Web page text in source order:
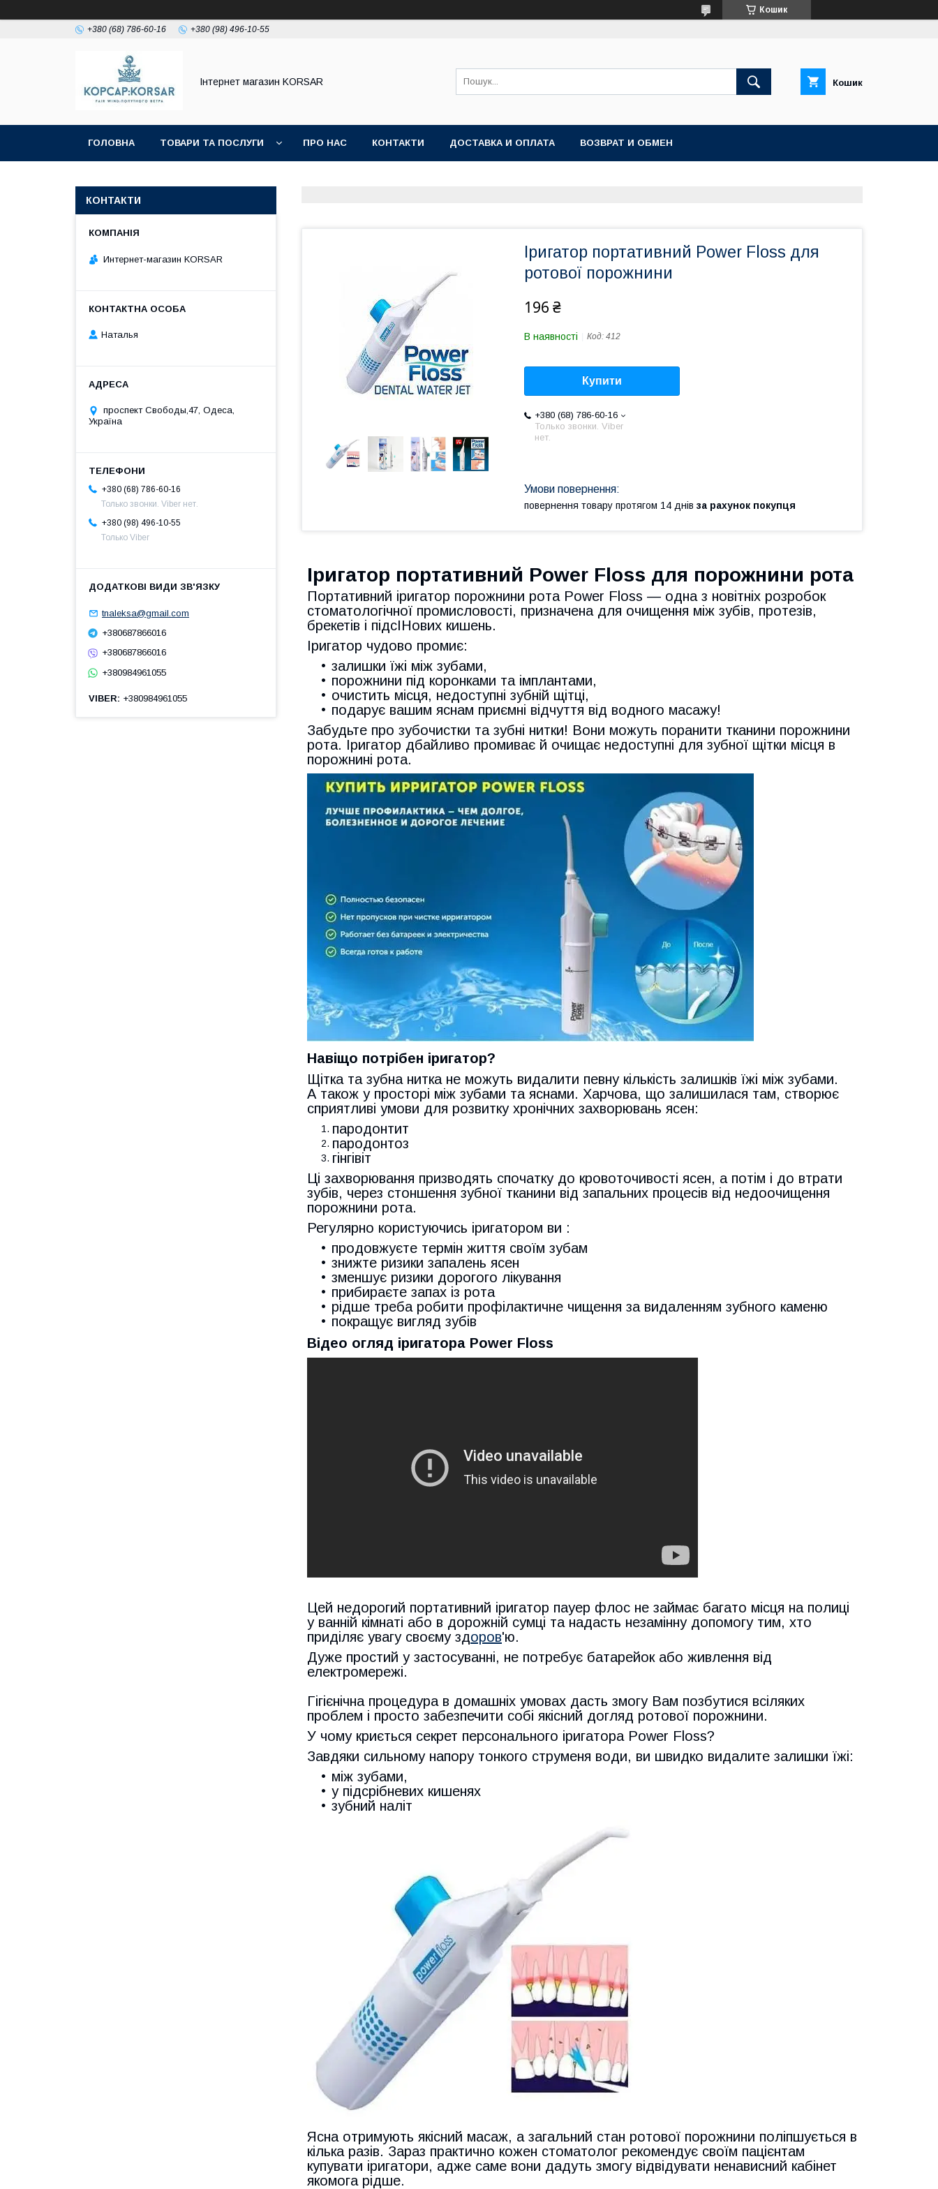
Кошик
+380 (68) 786-60-16 +380 (98) 496-10-55
Iнтернет магазин KORSAR Кошик
ГОЛОВНА ТОВАРИ ТА ПОСЛУГИ ПРО НАС КОНТАКТИ ДОСТАВКА И ОПЛАТА ВОЗВРАТ И ОБМЕН
Іригатор портативний Power Floss для
ротової порожнини
196 ₴
В наявності Код: 412
Купити
+380 (68) 786-60-16
Только звонки. Viber
нет.
повернення товару протягом 14 днів за рахунок покупця
Іригатор портативний Power Floss для порожнини рота
Портативний іригатор порожнини рота Power Floss — одна з новітніх розробок
стоматологічної промисловості, призначена для очищення між зубів, протезів,
брекетів і підсІНових кишень.
Іригатор чудово промиє:
залишки їжі між зубами,
порожнини під коронками та імплантами,
очистить місця, недоступні зубній щітці,
подарує вашим яснам приємні відчуття від водного масажу!
Забудьте про зубочистки та зубні нитки! Вони можуть поранити тканини порожнини
рота. Іригатор дбайливо промиває й очищає недоступні для зубної щітки місця в
порожнині рота.
Навіщо потрібен іригатор?
Щітка та зубна нитка не можуть видалити певну кількість залишків їжі між зубами.
А також у просторі між зубами та яснами. Харчова, що залишилася там, створює
сприятливі умови для розвитку хронічних захворювань ясен:
пародонтит
пародонтоз
гінгівіт
Ці захворювання призводять спочатку до кровоточивості ясен, а потім і до втрати
зубів, через стоншення зубної тканини від запальних процесів від недоочищення
порожнини рота.
Регулярно користуючись іригатором ви :
продовжуєте термін життя своїм зубам
знижте ризики запалень ясен
зменшує ризики дорогого лікування
прибираєте запах із рота
рідше треба робити профілактичне чищення за видаленням зубного каменю
покращує вигляд зубів
Відео огляд іригатора Power Floss
Цей недорогий портативний іригатор пауер флос не займає багато місця на полиці
у ванній кімнаті або в дорожній сумці та надасть незамінну допомогу тим, хто
приділяє увагу своєму здоров'ю.
Дуже простий у застосуванні, не потребує батарейок або живлення від
електромережі.
Гігієнічна процедура в домашніх умовах дасть змогу Вам позбутися всіляких
проблем і просто забезпечити собі якісний догляд ротової порожнини.
У чому криється секрет персонального іригатора Power Floss?
Завдяки сильному напору тонкого струменя води, ви швидко видалите залишки їжі:
між зубами,
у підсрібневих кишенях
зубний наліт
Ясна отримують якісний масаж, а загальний стан ротової порожнини поліпшується в
кілька разів. Зараз практично кожен стоматолог рекомендує своїм пацієнтам
купувати іригатори, адже саме вони дадуть змогу відвідувати ненависний кабінет
якомога рідше.
КОНТАКТИ
Интернет-магазин KORSAR
Наталья
проспект Свободы,47, Одеса,
Україна
+380 (68) 786-60-16
Только звонки. Viber нет.
+380 (98) 496-10-55
Только Viber
tnaleksa@gmail.com
+380687866016
+380687866016
+380984961055
VIBER +380984961055